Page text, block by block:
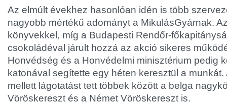
Az elmúlt évekhez hasonlóan idén is több
nagyobb mértékű adományt a MikulásGyárnak.
könyvekkel, míg a Budapesti Rendőr-
csokoládéval járult hozzá az akció sikeres
Honvédség és a Honvédelmi minisztérium pedig
katonával segítette egy héten keresztül a
mellett lágotatást tett többek között a belga
Vöröskereszt és a Német Vöröskereszt is.